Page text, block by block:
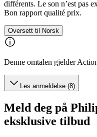
différents. Le son n’est pas
Bon rapport qualité prix.
Oversett til Norsk
Denne omtalen gjelder
Les anmeldelse (8)
Meld deg på
eksklusive tilbud